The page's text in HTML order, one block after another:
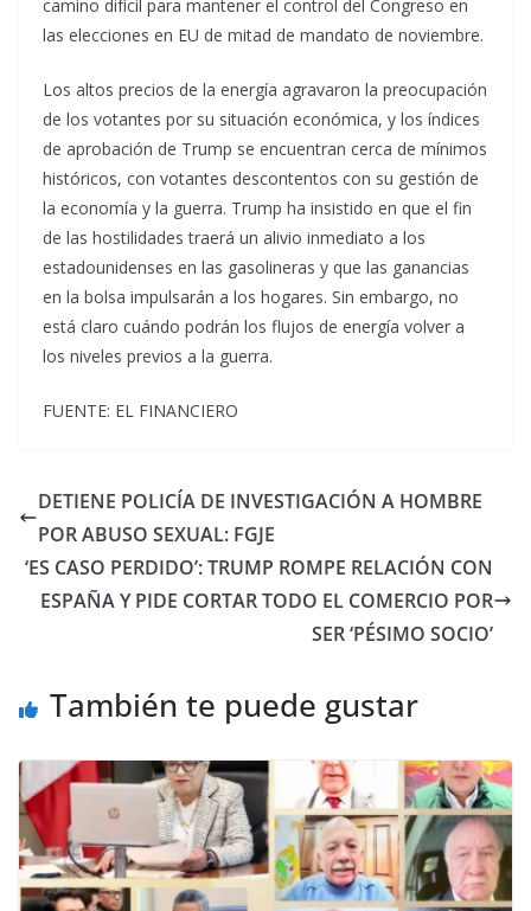
camino difícil para mantener el control del Congreso en
las elecciones en EU de mitad de mandato de noviembre.
Los altos precios de la energía agravaron la preocupación
de los votantes por su situación económica, y los índices
de aprobación de Trump se encuentran cerca de mínimos
históricos, con votantes descontentos con su gestión de
la economía y la guerra. Trump ha insistido en que el fin
de las hostilidades traerá un alivio inmediato a los
estadounidenses en las gasolineras y que las ganancias
en la bolsa impulsarán a los hogares. Sin embargo, no
está claro cuándo podrán los flujos de energía volver a
los niveles previos a la guerra.
FUENTE: EL FINANCIERO
DETIENE POLICÍA DE INVESTIGACIÓN A HOMBRE
POR ABUSO SEXUAL: FGJE
‘ES CASO PERDIDO’: TRUMP ROMPE RELACIÓN CON
ESPAÑA Y PIDE CORTAR TODO EL COMERCIO POR
SER ‘PÉSIMO SOCIO’
También te puede gustar